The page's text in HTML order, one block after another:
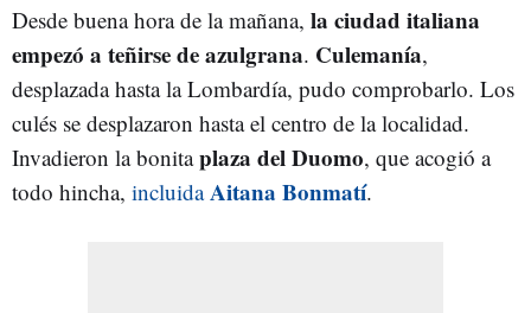
Desde buena hora de la mañana, la ciudad italiana
empezó a teñirse de azulgrana. Culemanía,
desplazada hasta la Lombardía, pudo comprobarlo. Los
culés se desplazaron hasta el centro de la localidad.
Invadieron la bonitaplaza del Duomo, que acogió a
todo hincha, incluidaAitana Bonmatí.